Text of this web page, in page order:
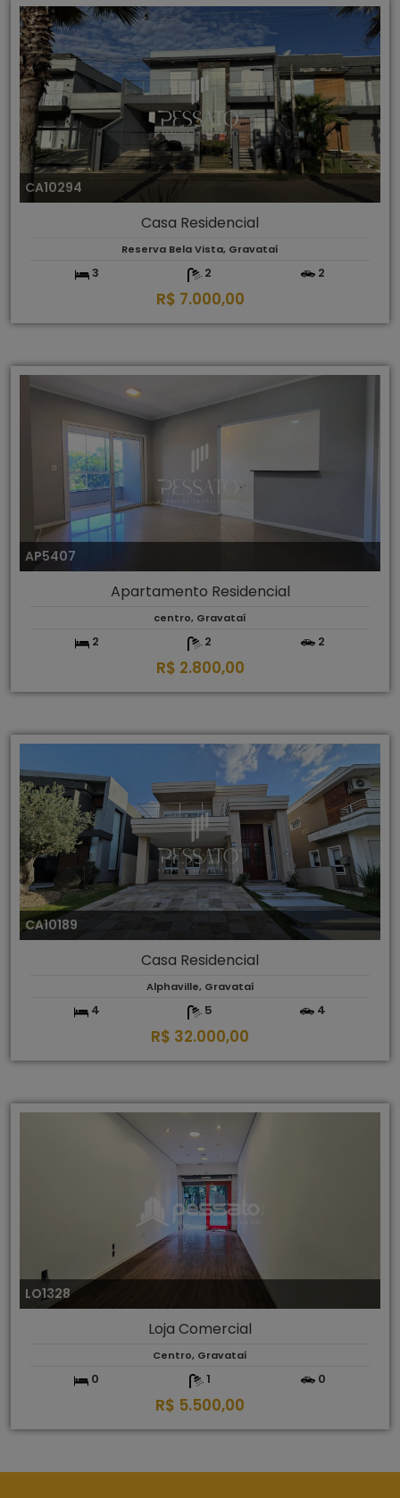
CA10294
Casa Residencial
Reserva Bela Vista, Gravataí
3 2 2
R$ 7.000,00
AP5407
Apartamento Residencial
centro, Gravataí
2 2 2
R$ 2.800,00
CA10189
Casa Residencial
Alphaville, Gravataí
4 5 4
R$ 32.000,00
LO1328
Loja Comercial
Centro, Gravataí
0 1 0
R$ 5.500,00